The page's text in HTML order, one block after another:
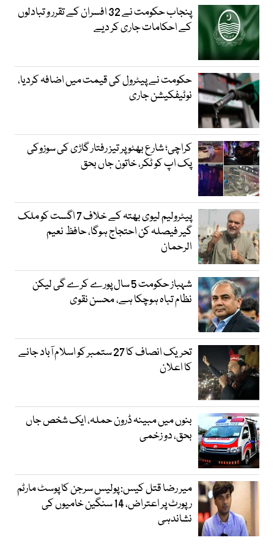
پنجاب حکومت نے 32 افسران کے تقرر و تبادلوں
کے احکامات جاری کر دیے
حکومت نے پیٹرول کی قیمت میں اضافہ کردیا،
نوٹیفکیشن جاری
کراچی؛ شارع بھٹو پر تیز رفتار گاڑی کی سوزوکی
پک اپ کو ٹکر، خاتون جاں بحق
پیٹرولیم لیوی بھتہ کے خلاف 7 اگست کو ملک
گیر فیصلہ کن احتجاج ہوگا، حافظ نعیم
الرحمان
شہباز حکومت 5 سال پورے کرے گی لیکن
نظام تباہ ہوچکا ہے، محسن نقوی
تحریک انصاف کا 27 ستمبر کو اسلام آباد جانے
کا اعلان
بنوں میں مبینہ ڈرون حملہ، ایک شخص جاں
بحق، دو زخمی
میر رضا قتل کیس: پولیس سرجن کا پوسٹ مارٹم
رپورٹ پر اعتراض، 14 سنگین خامیوں کی
نشاندہی